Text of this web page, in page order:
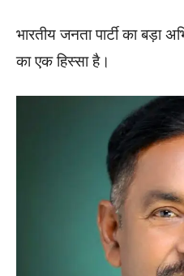
भारतीय जनता पार्टी का बड़ा
का एक हिस्सा है।